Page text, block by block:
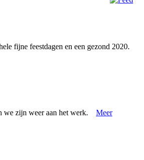
fijne feestdagen en een gezond 2020.
we zijn weer aan het werk. Meer